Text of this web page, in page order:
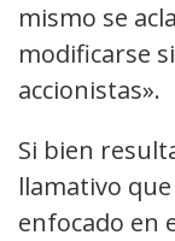
mismo se
modificarse
accionistas».
Si bien
llamativo
enfocado en